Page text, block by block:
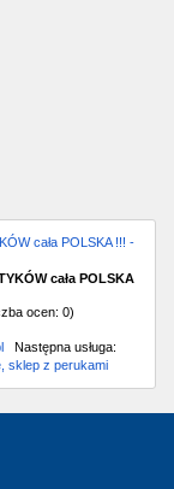
cała POLSKA !!! -
cała POLSKA
ocen: 0)
Następna usługa:
sklep z perukami